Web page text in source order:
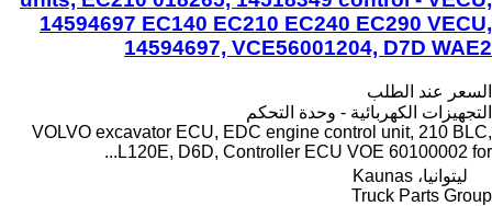
14594697 EC140 EC210 EC240 EC290 VECU,
14594697, VCE56001204, D7D WAE2
السعر عند الطلب
التجهيزات الكهربائية - وحدة التحكم
VOLVO excavator ECU, EDC engine control unit, 210 BLC,
L120E, D6D, Controller ECU VOE 60100002 for...
ليتوانيا، Kaunas
Truck Parts Group